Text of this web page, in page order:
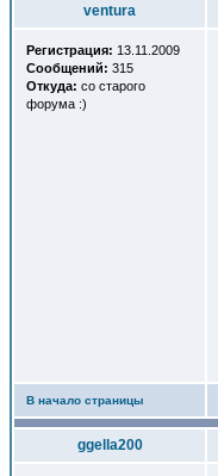
ventura
Регистрация: 13.11.2009
Сообщений: 315
Откуда: со старого
форума :)
В начало страницы
ggella200